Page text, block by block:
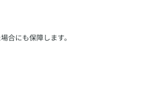
合にも保障します。